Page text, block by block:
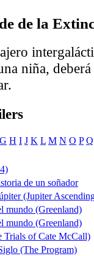
de la
niña,
G H I J K L M N O P Q
de un soñador
(Jupiter
mundo (Greenland)
mundo (Greenland)
Trials of Cate McCall)
(The Program)